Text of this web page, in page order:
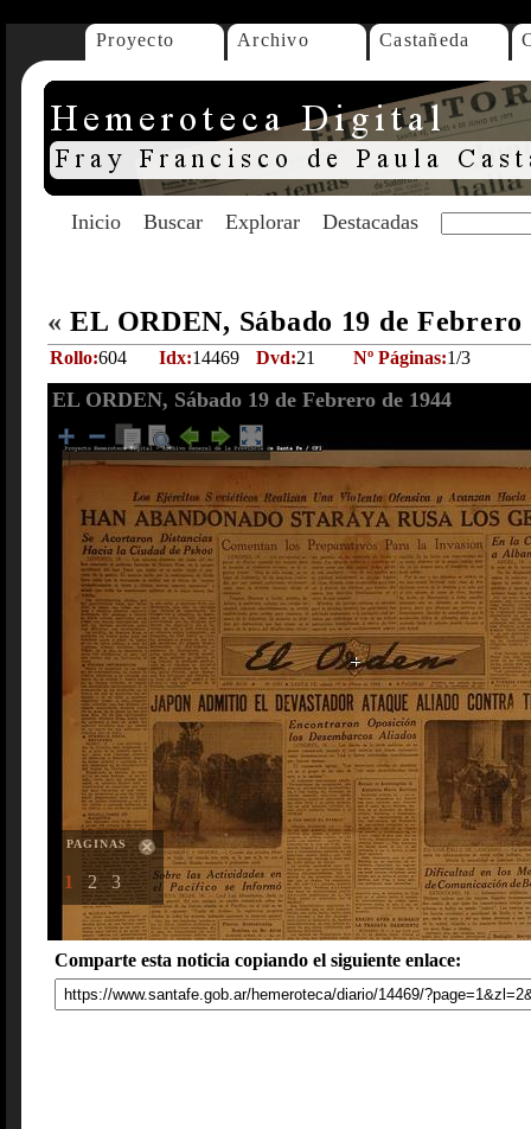
Proyecto Archivo Castañeda
Inicio Buscar Explorar Destacadas
« EL ORDEN, Sábado 19 de
Rollo:604 Idx:14469 Dvd:21 Nº Páginas:1/3
EL ORDEN, Sábado 19 de Febrero de 1944
PAGINAS
1 2 3
Comparte esta noticia copiando el siguiente enlace: